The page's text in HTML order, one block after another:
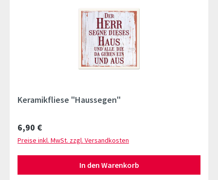
Keramikfliese "Haussegen"
Regulärer Preis:
6,90 €
Preise inkl. MwSt. zzgl. Versandkosten
In den Warenkorb